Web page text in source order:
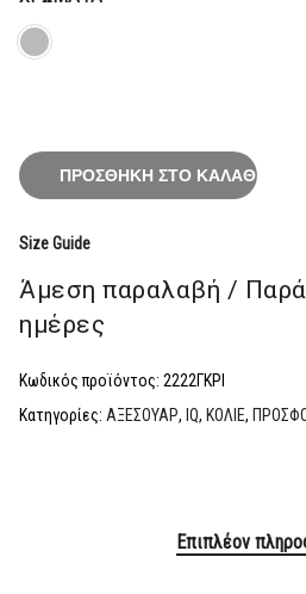
ΠΡΟΣΘΉΚΗ ΣΤΟ ΚΑΛΆΘΙ
Size Guide
Άμεση παραλαβή /
ημέρες
Κωδικός προϊόντος: 2222ΓΚΡΙ
Κατηγορίες: ΑΞΕΣΟΥΑΡ, ΙQ, ΚΟΛΙΕ,
Επιπλέον